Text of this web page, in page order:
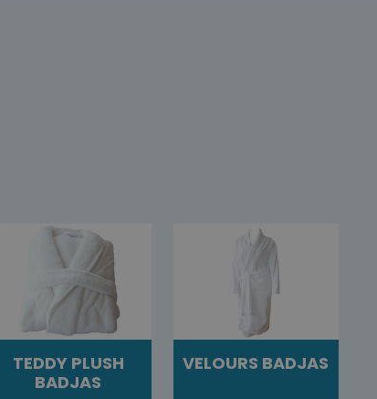
TEDDY PLUSH
BADJAS
VELOURS BADJAS